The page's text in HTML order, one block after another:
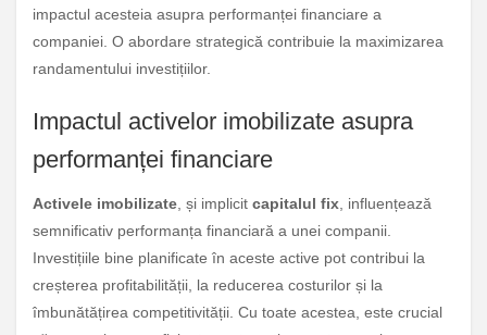
impactul acesteia asupra performanței financiare a
companiei. O abordare strategică contribuie la maximizarea
randamentului investițiilor.
Impactul activelor imobilizate asupra
performanței financiare
Activele imobilizate , și implicit capitalul fix , influențează
semnificativ performanța financiară a unei companii.
Investițiile bine planificate în aceste active pot contribui la
creșterea profitabilității, la reducerea costurilor și la
îmbunătățirea competitivității. Cu toate acestea, este crucial